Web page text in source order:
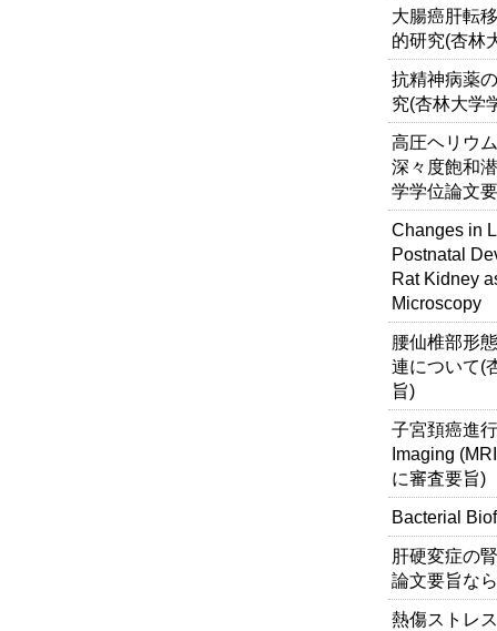
大腸癌肝転
的研究(杏林
抗精神病薬
究(杏林大学
高圧ヘリウ
深々度飽和
学学位論文
Changes in
Postnatal
Rat Kidney
Microscopy
腰仙椎部形
連について(
旨)
子宮頚癌進
Imaging
に審査要旨)
Bacterial
肝硬変症の
論文要旨な
熱傷ストレ